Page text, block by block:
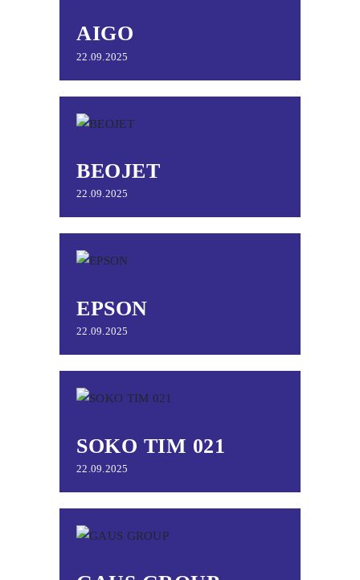
AIGO
22.09.2025
BEOJET
22.09.2025
EPSON
22.09.2025
SOKO TIM 021
22.09.2025